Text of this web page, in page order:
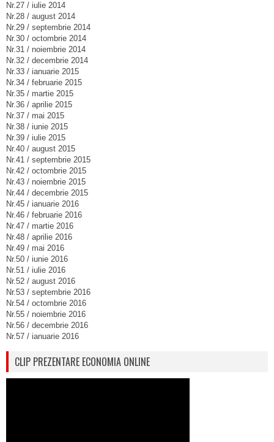
Nr.27 / iulie 2014
Nr.28 / august 2014
Nr.29 / septembrie 2014
Nr.30 / octombrie 2014
Nr.31 / noiembrie 2014
Nr.32 / decembrie 2014
Nr.33 / ianuarie 2015
Nr.34 / februarie 2015
Nr.35 / martie 2015
Nr.36 / aprilie 2015
Nr.37 / mai 2015
Nr.38 / iunie 2015
Nr.39 / iulie 2015
Nr.40 / august 2015
Nr.41 / septembrie 2015
Nr.42 / octombrie 2015
Nr.43 / noiembrie 2015
Nr.44 / decembrie 2015
Nr.45 / ianuarie 2016
Nr.46 / februarie 2016
Nr.47 / martie 2016
Nr.48 / aprilie 2016
Nr.49 / mai 2016
Nr.50 / iunie 2016
Nr.51 / iulie 2016
Nr.52 / august 2016
Nr.53 / septembrie 2016
Nr.54 / octombrie 2016
Nr.55 / noiembrie 2016
Nr.56 / decembrie 2016
Nr.57 / ianuarie 2016
CLIP PREZENTARE ECONOMIA ONLINE